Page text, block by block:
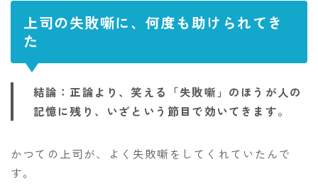
上司の失敗噺に、何度も助けられてき
た
結論：正論より、笑える「失敗噺」のほうが人の
記憶に残り、いざという節目で効いてきます。
かつての上司が、よく失敗噺をしてくれていたんで
す。